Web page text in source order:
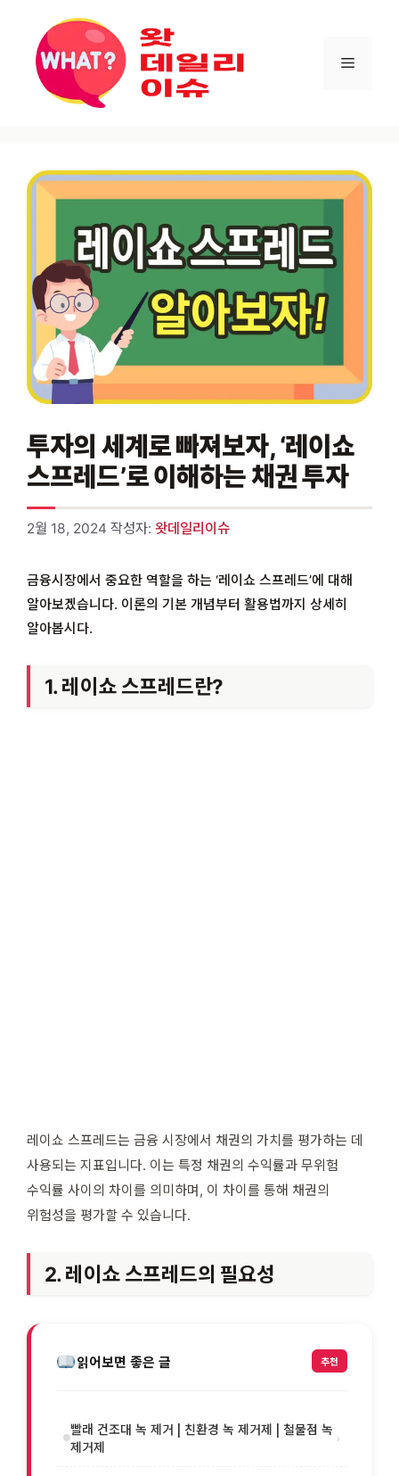
건너뛰기
메뉴
투자의 세계로 빠져보자, ‘레이쇼
스프레드’로 이해하는 채권 투자
2월 18, 2024 작성자: 왓데일리이슈
금융시장에서 중요한 역할을 하는 ‘레이쇼 스프레드’에 대해
알아보겠습니다. 이론의 기본 개념부터 활용법까지 상세히
알아봅시다.
1. 레이쇼 스프레드란?
레이쇼 스프레드는 금융 시장에서 채권의 가치를 평가하는 데
사용되는 지표입니다. 이는 특정 채권의 수익률과 무위험
수익률 사이의 차이를 의미하며, 이 차이를 통해 채권의
위험성을 평가할 수 있습니다.
2. 레이쇼 스프레드의 필요성
읽어보면 좋은 글 추천
빨래 건조대 녹 제거 | 친환경 녹 제거제 | 철물점 녹
제거제
›